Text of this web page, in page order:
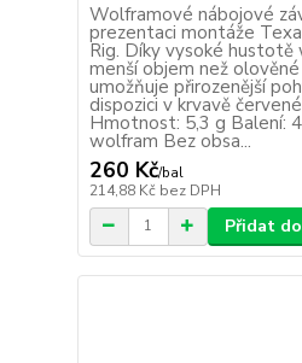
Wolframové nábojové
prezentaci montáže
Rig. Díky vysoké hustotě
menší objem než
umožňuje přirozenější
dispozici v krvavě
Hmotnost: 5,3 g Balení:
wolfram Bez obsa...
260 Kč/bal
214,88 Kč bez DPH
Přidat